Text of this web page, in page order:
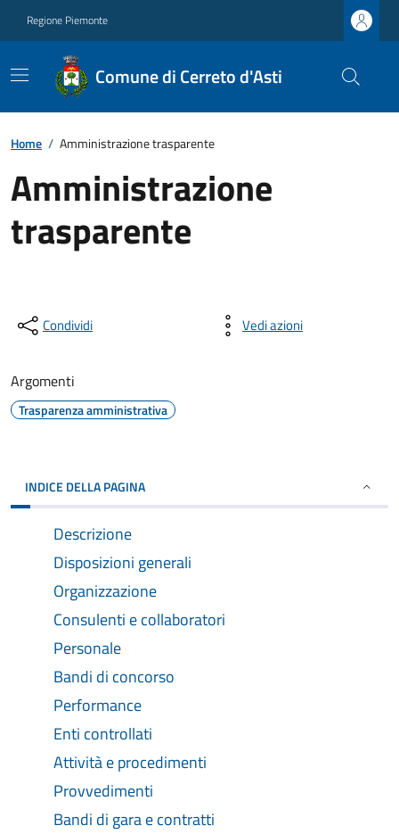
Regione Piemonte
Comune di Cerreto d'Asti
Home / Amministrazione trasparente
Amministrazione
trasparente
Condividi Vedi azioni
Argomenti
Trasparenza amministrativa
INDICE DELLA PAGINA
Descrizione
Disposizioni generali
Organizzazione
Consulenti e collaboratori
Personale
Bandi di concorso
Performance
Enti controllati
Attività e procedimenti
Provvedimenti
Bandi di gara e contratti